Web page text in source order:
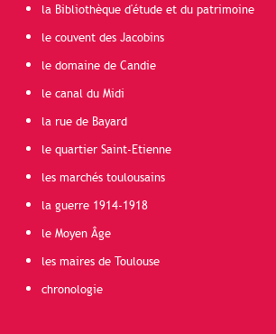
la Bibliothèque d'étude et du patrimoine
le couvent des Jacobins
le domaine de Candie
le canal du Midi
la rue de Bayard
le quartier Saint-Etienne
les marchés toulousains
la guerre 1914-1918
le Moyen Âge
les maires de Toulouse
chronologie